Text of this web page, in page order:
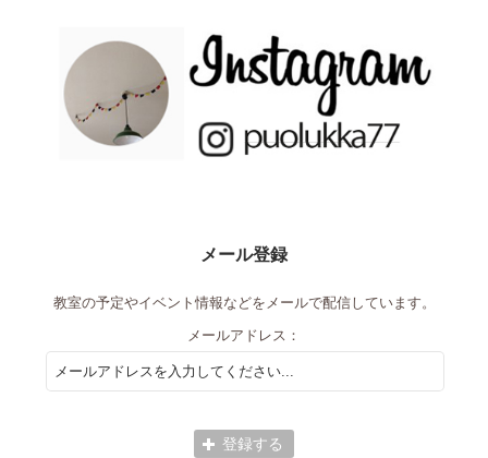
メール登録
教室の予定やイベント情報などをメールで配信しています。
メールアドレス：